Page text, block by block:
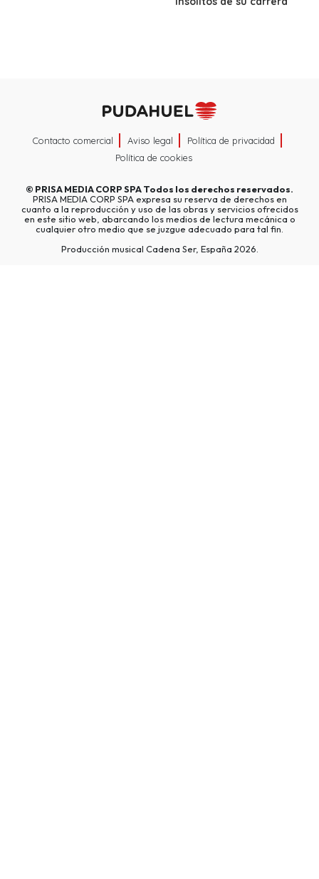
Contacto comercial Aviso legal
Política de privacidad
Política de cookies
© PRISA MEDIA CORP SPATodos los derechos reservados.
PRISA MEDIA CORP SPA expresa su reserva de derechos en
cuanto a la reproducción y uso de las obras y servicios ofrecidos
en este sitio web, abarcando los medios de lectura mecánica o
cualquier otro medio que se juzgue adecuado para tal fin.
Producción musical Cadena Ser, España 2026.